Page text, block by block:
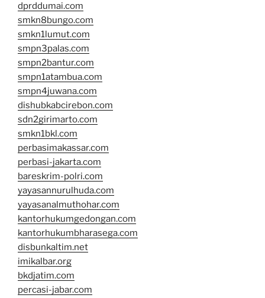
dprddumai.com
smkn8bungo.com
smkn1lumut.com
smpn3palas.com
smpn2bantur.com
smpn1atambua.com
smpn4juwana.com
dishubkabcirebon.com
sdn2girimarto.com
smkn1bkl.com
perbasimakassar.com
perbasi-jakarta.com
bareskrim-polri.com
yayasannurulhuda.com
yayasanalmuthohar.com
kantorhukumgedongan.com
kantorhukumbharasega.com
disbunkaltim.net
imikalbar.org
bkdjatim.com
percasi-jabar.com